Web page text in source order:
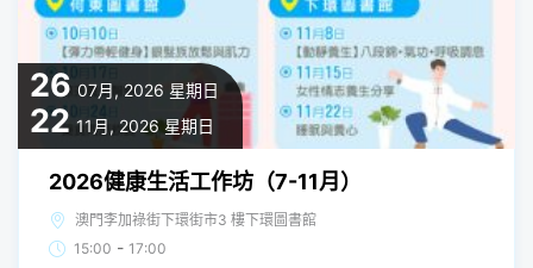
26 07月, 2026 星期日
22 11月, 2026 星期日
2026健康生活工作坊（7-11月）
澳門李加祿街下環街市3 樓下環圖書館
15:00 - 17:00